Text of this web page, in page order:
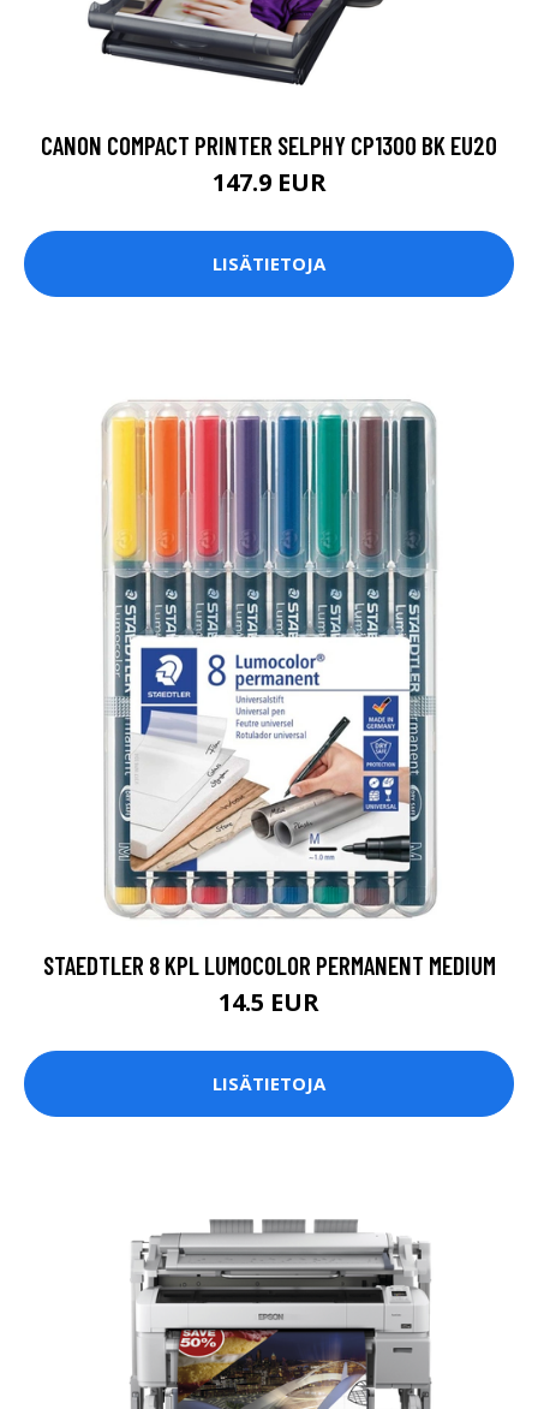
CANON COMPACT PRINTER SELPHY CP1300 BK EU20
147.9 EUR
LISÄTIETOJA
STAEDTLER 8 KPL LUMOCOLOR PERMANENT MEDIUM
14.5 EUR
LISÄTIETOJA